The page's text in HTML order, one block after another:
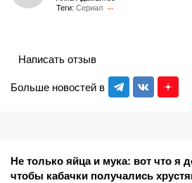
Теги: Сериал
Больше новостей в
Написать отзыв
Не только яйца и мука: вот что я
чтобы кабачки получались